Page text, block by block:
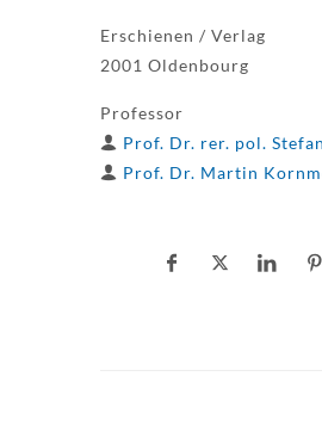
Erschienen / Verlag
2001 Oldenbourg
Professor
Prof. Dr. rer. pol.
Prof. Dr. Martin